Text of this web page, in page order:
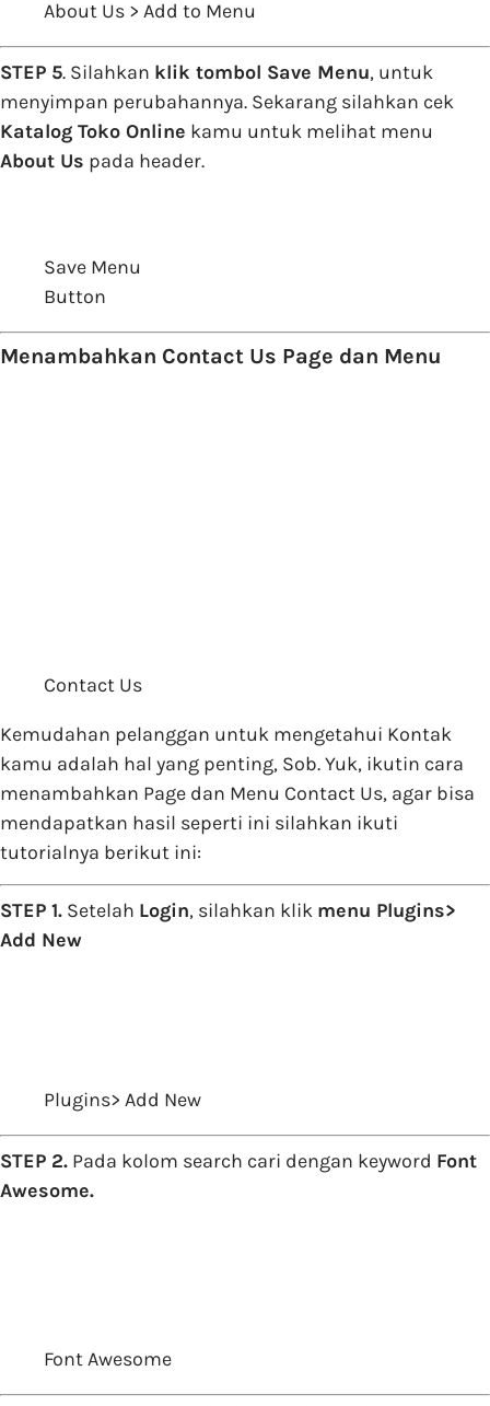
About Us > Add to Menu
STEP 5. Silahkan klik tombol Save Menu, untuk
menyimpan perubahannya. Sekarang silahkan cek
Katalog Toko Online kamu untuk melihat menu
About Us pada header.
Save Menu
Button
Menambahkan Contact Us Page dan Menu
Contact Us
Kemudahan pelanggan untuk mengetahui Kontak
kamu adalah hal yang penting, Sob. Yuk, ikutin cara
menambahkan Page dan Menu Contact Us, agar bisa
mendapatkan hasil seperti ini silahkan ikuti
tutorialnya berikut ini:
STEP 1. Setelah Login, silahkan klik menu Plugins>
Add New
Plugins> Add New
STEP 2. Pada kolom search cari dengan keyword Font
Awesome.
Font Awesome